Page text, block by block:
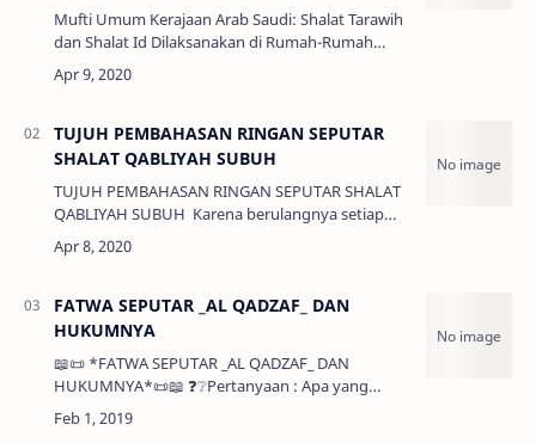
Mufti Umum Kerajaan Arab Saudi: Shalat Tarawih
dan Shalat Id Dilaksanakan di Rumah-Rumah
Pada Kondisi Berlanjutnya Pandemi Corona
TUJUH PEMBAHASAN RINGAN SEPUTAR
SHALAT QABLIYAH SUBUH
TUJUH PEMBAHASAN RINGAN SEPUTAR SHALAT
QABLIYAH SUBUH Karena berulangnya setiap
hari ibadah ini, maka untuk pengingat bagi kami
pribadi maupun yang lainnya, disusunlah tu…
FATWA SEPUTAR _AL QADZAF_ DAN
HUKUMNYA
📖📜 *FATWA SEPUTAR _AL QADZAF_ DAN
HUKUMNYA*📜📖 ❓❔Pertanyaan : Apa yang
dimaksud dengan _Al Qadzaf_ dan apa
hukumnya? 📖 Jawaban : 👉🏼 _Al Qadzaf_ yaitu